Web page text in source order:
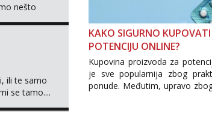
nešto
ili te samo
se tamo....
KAKO SIGURNO
POTENCIJU ONLINE?
Kupovina proizvoda za
je sve popularnija zbog
ponude. Međutim, upravo
se pojavljuju i brojni
internetske trgovine te